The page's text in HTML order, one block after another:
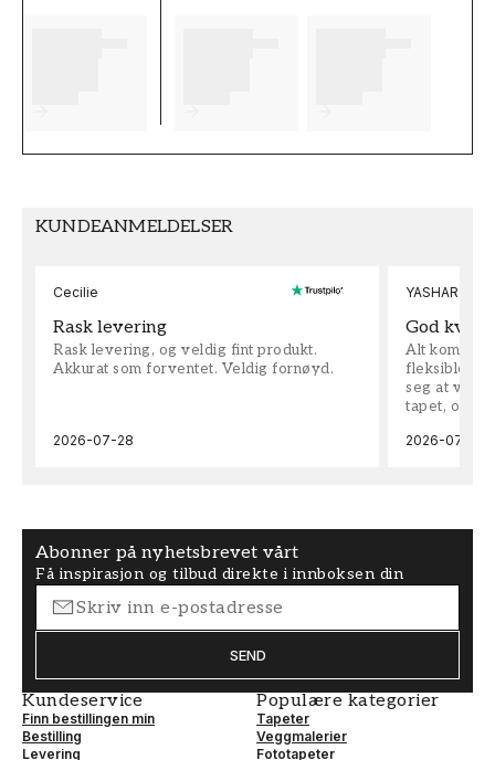
KUNDEANMELDELSER
Cecilie
Rask levering
Rask levering, og veldig fint produkt.
Akkurat som forventet. Veldig fornøyd.
2026-07-28
YASHAR
God
Alt kom
fleksible på
seg at vi
tapet, og
2026-07-04
Abonner på nyhetsbrevet vårt
Få inspirasjon og tilbud direkte i innboksen din
SEND
Kundeservice
Finn bestillingen min
Bestilling
Levering
Populære kategorier
Tapeter
Veggmalerier
Fototapeter